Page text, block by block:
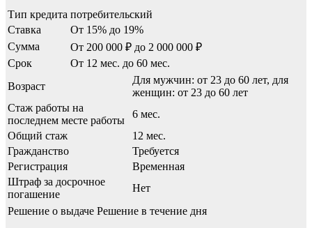
Тип кредита потребительский
Ставка
От 15% до 19%
Сумма
От 200 000 ₽ до 2 000 000 ₽
Срок
От 12 мес. до 60 мес.
Возраст
Для мужчин: от 23 до 60 лет, для
женщин: от 23 до 60 лет
Стаж работы на
последнем месте работы
6 мес.
Общий стаж
12 мес.
Гражданство
Требуется
Регистрация
Временная
Штраф за досрочное
погашение
Нет
Решение о выдаче Решение в течение дня